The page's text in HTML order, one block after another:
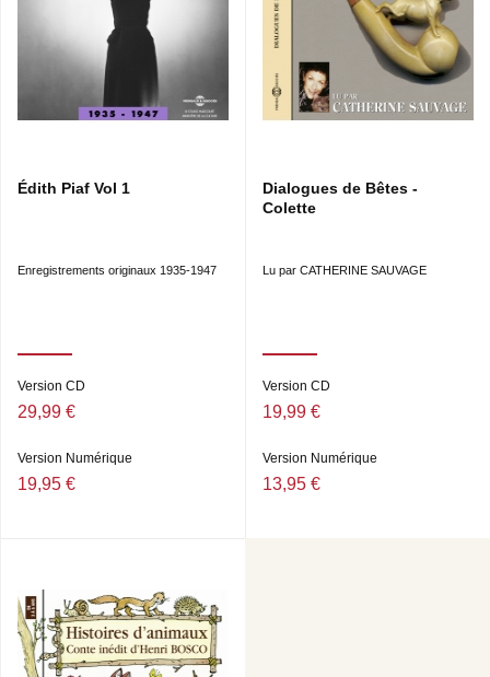
Édith Piaf Vol 1
Enregistrements originaux 1935-1947
Version CD
29,99 €
Version Numérique
19,95 €
Dialogues de Bêtes -
Colette
Lu par CATHERINE SAUVAGE
Version CD
19,99 €
Version Numérique
13,95 €